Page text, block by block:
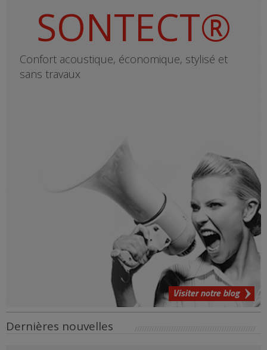
SONTECT®
Confort acoustique, économique, stylisé et
sans travaux
Visiter notre blog
Dernières nouvelles